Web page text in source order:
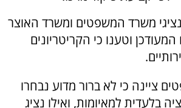
משרד המשפטים ומשרד האוצר
וטענו כי הקריטריונים
ציינה כי לא ברור מדוע נבחרו
בלעדית למאיומות, ואילו נציג